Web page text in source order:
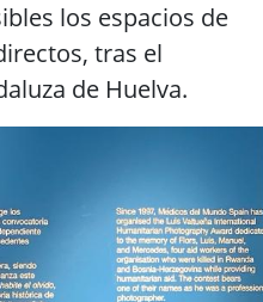
los espacios de
tras el
de Huelva.